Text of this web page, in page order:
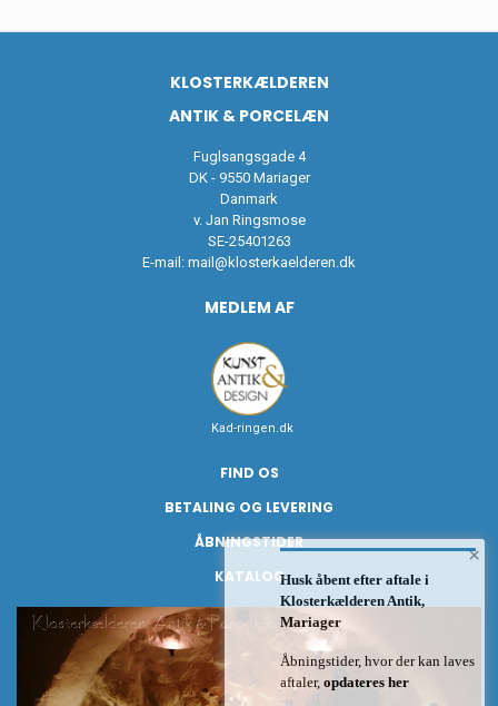
KLOSTERKÆLDEREN
ANTIK & PORCELÆN
Fuglsangsgade 4
DK - 9550 Mariager
Danmark
v. Jan Ringsmose
SE-25401263
E-mail: mail@klosterkaelderen.dk
MEDLEM AF
Kad-ringen.dk
FIND OS
BETALING OG LEVERING
ÅBNINGSTIDER
KATALOG
×
Husk åbent efter aftale i
Klosterkælderen Antik,
Mariager
Åbningstider, hvor der kan laves
aftaler, opdateres her